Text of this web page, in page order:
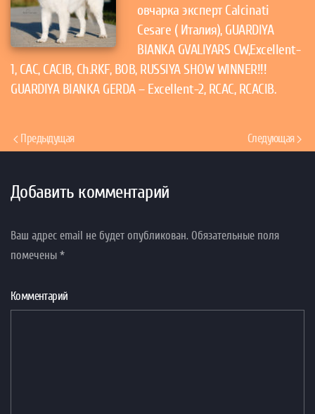
овчарка эксперт Calcinati
Cesare ( Италия), GUARDIYA
BIANKA GVALIYARS CW,Excellent-
1, CAC, CACIB, Ch.RKF, BOB, RUSSIYA SHOW WINNER!!!
GUARDIYA BIANKA GERDA – Excellent-2, RCAC, RCACIB.
Предыдущая Следующая
Добавить комментарий
Ваш адрес email не будет опубликован. Обязательные поля
помечены *
Комментарий